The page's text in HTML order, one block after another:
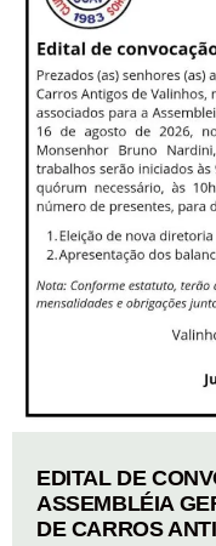
EDITAL DE
ASSEMBLÉIA
DE CARROS